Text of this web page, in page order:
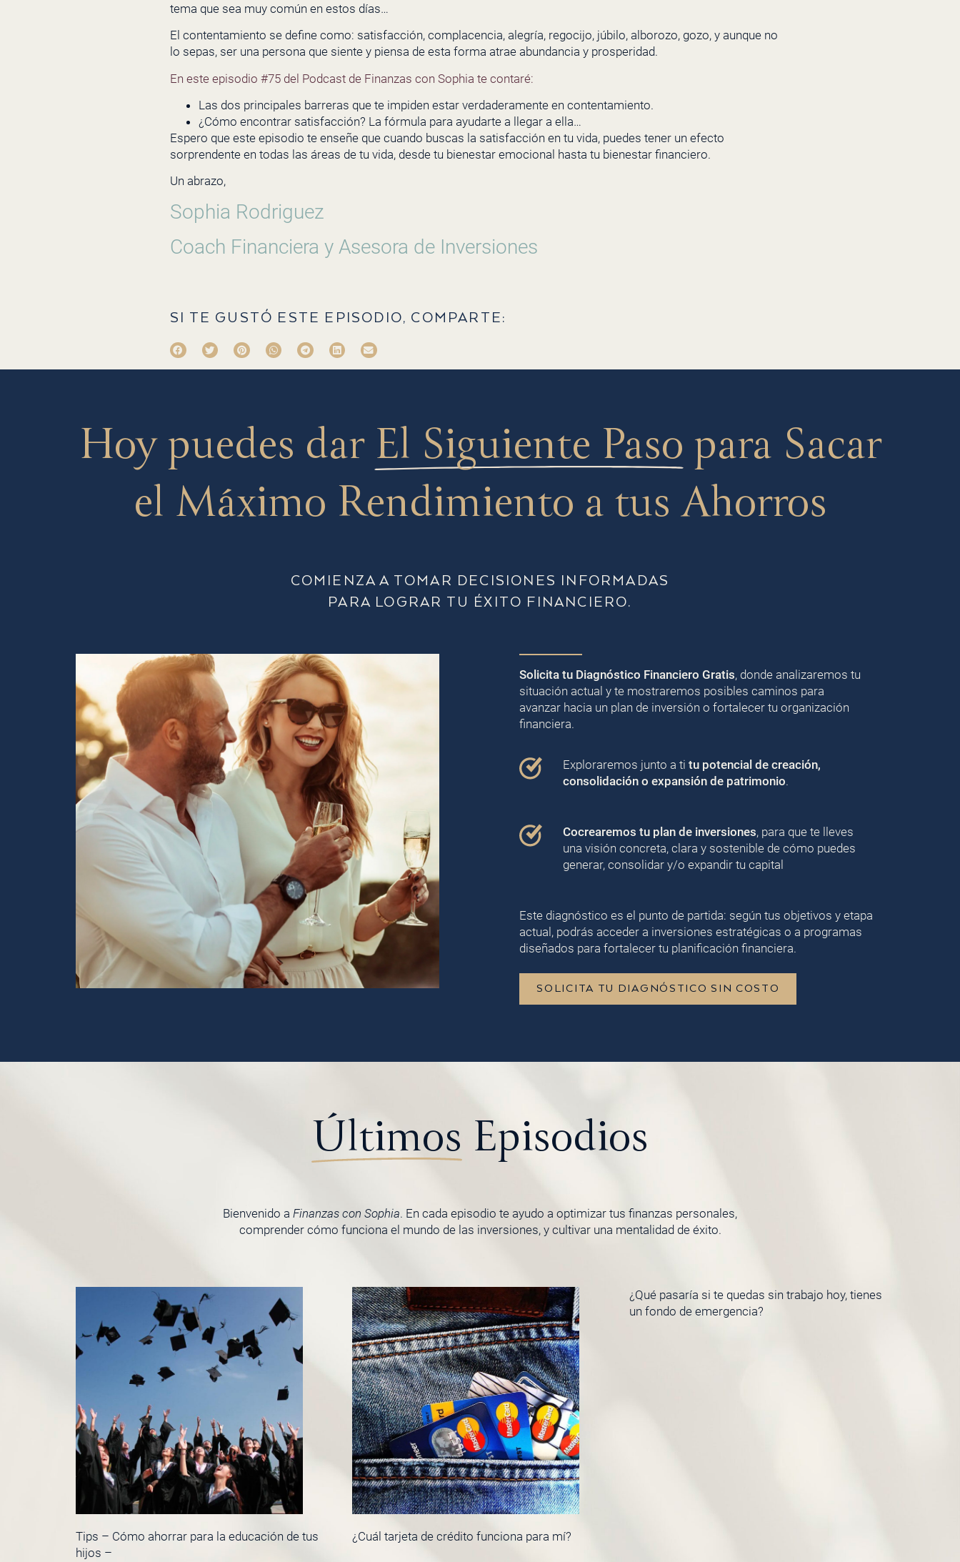
tema que sea muy común en estos días…
El contentamiento se define como: satisfacción, complacencia, alegría, regocijo, júbilo, alborozo, gozo, y aunque no
lo sepas, ser una persona que siente y piensa de esta forma atrae abundancia y prosperidad.
En este episodio #75 del Podcast de Finanzas con Sophia te contaré:
Las dos principales barreras que te impiden estar verdaderamente en contentamiento.
¿Cómo encontrar satisfacción? La fórmula para ayudarte a llegar a ella…
Espero que este episodio te enseñe que cuando buscas la satisfacción en tu vida, puedes tener un efecto
sorprendente en todas las áreas de tu vida, desde tu bienestar emocional hasta tu bienestar financiero.
Un abrazo,
Sophia Rodriguez
Coach Financiera y Asesora de Inversiones
SI TE GUSTÓ ESTE EPISODIO, COMPARTE:
Hoy puedes dar El Siguiente Paso para Sacar
el Máximo Rendimiento a tus Ahorros
COMIENZA A TOMAR DECISIONES INFORMADAS
PARA LOGRAR TU ÉXITO FINANCIERO.
Solicita tu Diagnóstico Financiero Gratis, donde analizaremos tu
situación actual y te mostraremos posibles caminos para
avanzar hacia un plan de inversión o fortalecer tu organización
financiera.
Exploraremos junto a titu potencial de creación,
consolidación o expansión de patrimonio.
Cocrearemos tu plan de inversiones, para que te lleves
una visión concreta, clara y sostenible de cómo puedes
generar, consolidar y/o expandir tu capital
Este diagnóstico es el punto de partida: según tus objetivos y etapa
actual, podrás acceder a inversiones estratégicas o a programas
diseñados para fortalecer tu planificación financiera.
SOLICITA TU DIAGNÓSTICO SIN COSTO
Últimos Episodios
Bienvenido a Finanzas con Sophia. En cada episodio te ayudo a optimizar tus finanzas personales,
comprender cómo funciona el mundo de las inversiones, y cultivar una mentalidad de éxito.
Tips – Cómo ahorrar para la educación de tus
hijos –
¿Cuál tarjeta de crédito funciona para mí?
¿Qué pasaría si te quedas sin trabajo hoy, tienes
un fondo de emergencia?